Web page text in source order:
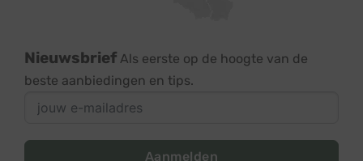
Nieuwsbrief Als eerste op de hoogte van de
beste aanbiedingen en tips.
Aanmelden